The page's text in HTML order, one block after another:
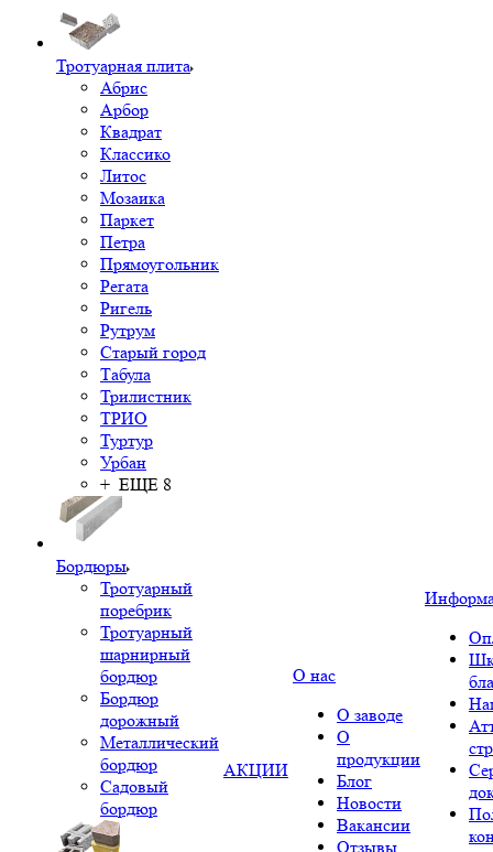
Тротуарная плита
Абрис
Арбор
Квадрат
Классико
Литос
Мозаика
Паркет
Петра
Прямоугольник
Регата
Ригель
Рутрум
Старый город
Табула
Трилистник
ТРИО
Туртур
Урбан
+ ЕЩЕ 8
Бордюры
Тротуарный
поребрик
Тротуарный
шарнирный
бордюр
Бордюр
дорожный
Металлический
бордюр
Садовый
бордюр
АКЦИИ
О нас
О заводе
О
продукции
Блог
Новости
Вакансии
Отзывы